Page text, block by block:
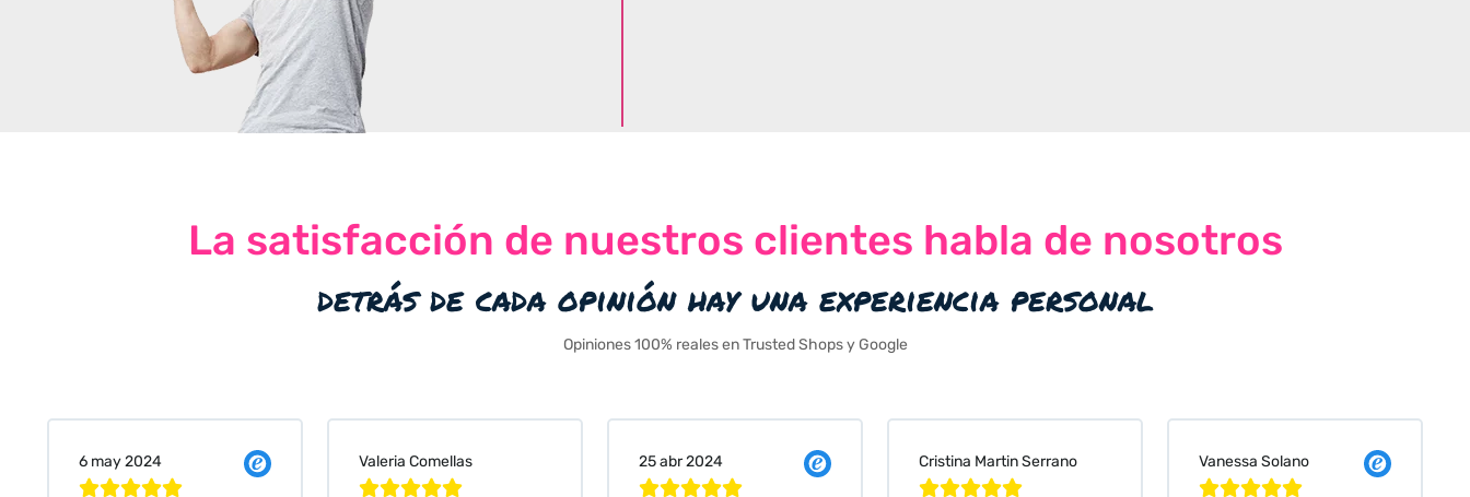
La satisfacción de nuestros clientes habla de nosotros
detrás de cada opinión hay una experiencia personal
Opiniones 100% reales en Trusted Shops y Google
Valeria Comellas

25 abr 2024

Cristina Martin Serrano

Vanessa Solano

Judit Bonet Pardell
